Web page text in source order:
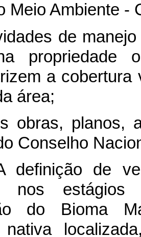
Meio Ambiente -
de
a
área;
obras, planos,
Conselho
definição de
nos
do Bioma
nativa